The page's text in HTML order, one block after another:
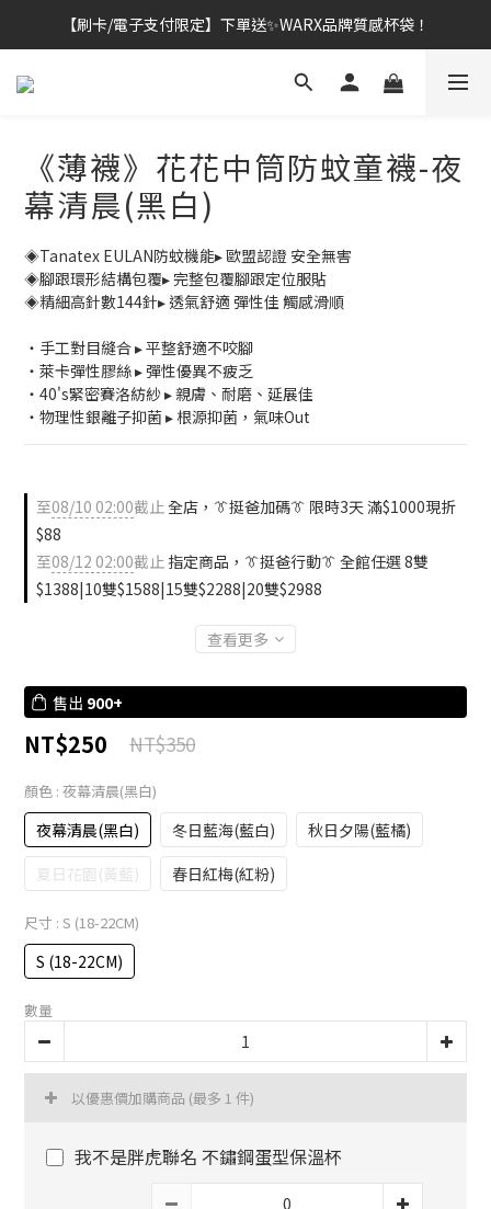
👔挺爸行動：全館襪款【最低$149起】✨立即下單！
👔挺爸行動：全館襪款【最低$149起】✨立即下單！
《薄襪》花花中筒防蚊童襪-夜
幕清晨(黑白)
◈Tanatex EULAN防蚊機能▸ 歐盟認證 安全無害
◈腳跟環形結構包覆▸ 完整包覆腳跟定位服貼
◈精細高針數144針▸ 透氣舒適 彈性佳 觸感滑順
・手工對目縫合 ▸ 平整舒適不咬腳
・萊卡彈性膠絲 ▸ 彈性優異不疲乏
・40's緊密賽洛紡紗 ▸ 親膚、耐磨、延展佳
・物理性銀離子抑菌 ▸ 根源抑菌，氣味Out
至08/10 02:00截止全店，👔挺爸加碼👔 限時3天 滿$1000現折
$88
至08/12 02:00截止 指定商品，👔挺爸行動👔 全館任選 8雙
$1388|10雙$1588|15雙$2288|20雙$2988
查看更多
售出 900+
NT$250 NT$350
顏色 : 夜幕清晨(黑白)
夜幕清晨(黑白) 冬日藍海(藍白)
秋日夕陽(藍橘)
夏日花園(黃藍)
春日紅梅(紅粉)
尺寸 : S (18-22CM)
S (18-22CM)
數量
以優惠價加購商品 (最多 1 件)
我不是胖虎聯名 不鏽鋼蛋型保溫杯